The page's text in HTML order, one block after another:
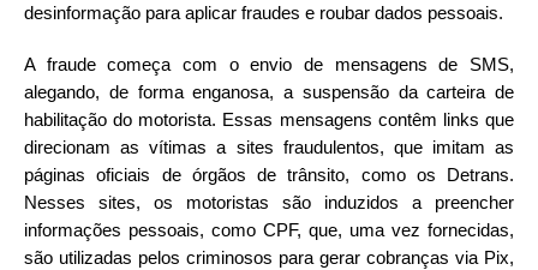
desinformação para aplicar fraudes e roubar dados pessoais.
A fraude começa com o envio de mensagens de SMS,
alegando, de forma enganosa, a suspensão da carteira de
habilitação do motorista. Essas mensagens contêm links que
direcionam as vítimas a sites fraudulentos, que imitam as
páginas oficiais de órgãos de trânsito, como os Detrans.
Nesses sites, os motoristas são induzidos a preencher
informações pessoais, como CPF, que, uma vez fornecidas,
são utilizadas pelos criminosos para gerar cobranças via Pix,